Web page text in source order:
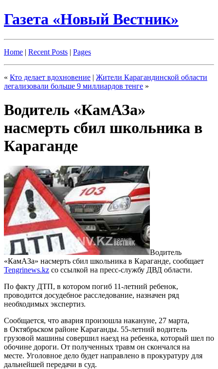
Газета «Новый Вестник»
Home | Recent Posts | Pages
« Кто делает вдохновение | Жители Карагандинской области
легализовали больше 9 миллиардов тенге »
Водитель «КамАЗа»
насмерть сбил школьника в
Караганде
Водитель
«КамАЗа» насмерть сбил школьника в Караганде, сообщает
Tengrinews.kz со ссылкой на пресс-службу ДВД области.
По факту ДТП, в котором погиб 11-летний ребенок,
проводится досудебное расследование, назначен ряд
необходимых экспертиз.
Сообщается, что авария произошла накануне, 27 марта,
в Октябрьском районе Караганды. 55-летний водитель
грузовой машины совершил наезд на ребенка, который шел по
обочине дороги. От полученных травм он скончался на
месте. Уголовное дело будет направлено в прокуратуру для
дальнейшей передачи в суд.